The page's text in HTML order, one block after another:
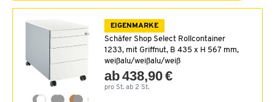
EIGENMARKE
Schäfer Shop Select Rollcontainer
1233, mit Griffnut, B 435 x H 567 mm,
weißalu/weißalu/weiß
ab 438,90 €
pro St. ab 2 St.